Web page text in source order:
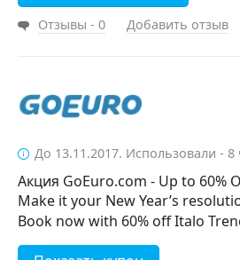
Отзывы - 0 Добавить отзыв
До 13.11.2017. Использовали - 8
Акция GoEuro.com - Up to 60%
Make it your New Year’s
Book now with 60% off Italo